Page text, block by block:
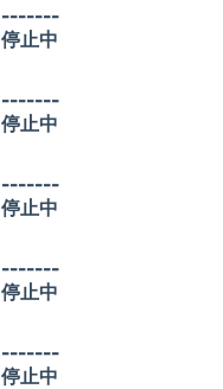
-------
停止中
-------
停止中
-------
停止中
-------
停止中
-------
停止中